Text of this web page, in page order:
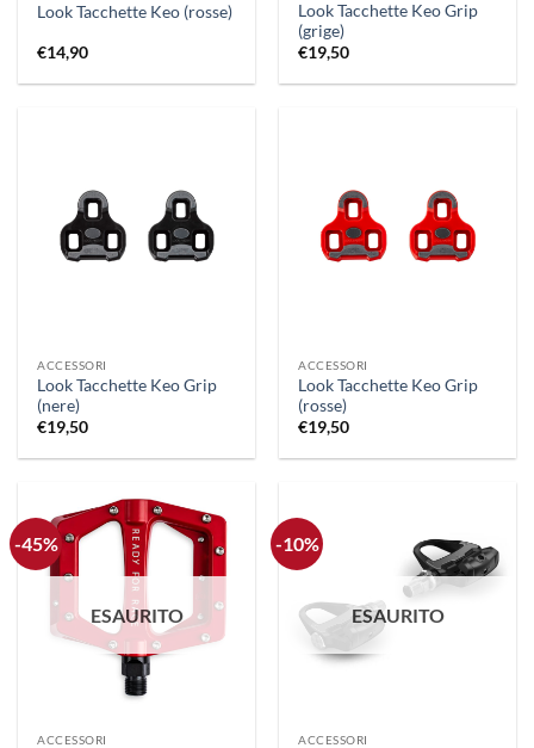
Look Tacchette Keo (rosse)
€14,90
Look Tacchette Keo Grip
(grige)
€19,50
ACCESSORI
Look Tacchette Keo Grip
(nere)
€19,50
ACCESSORI
Look Tacchette Keo Grip
(rosse)
€19,50
-45%
ESAURITO
ACCESSORI
-10%
ESAURITO
ACCESSORI